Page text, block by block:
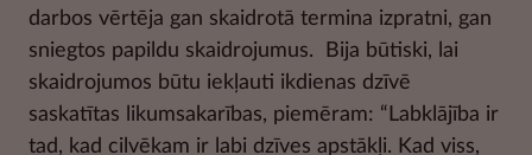
darbos vērtēja gan skaidrotā termina izpratni, gan
sniegtos papildu skaidrojumus. Bija būtiski, lai
skaidrojumos būtu iekļauti ikdienas dzīvē
saskatītas likumsakarības, piemēram: “Labklājība ir
tad, kad cilvēkam ir labi dzīves apstākļi. Kad viss,